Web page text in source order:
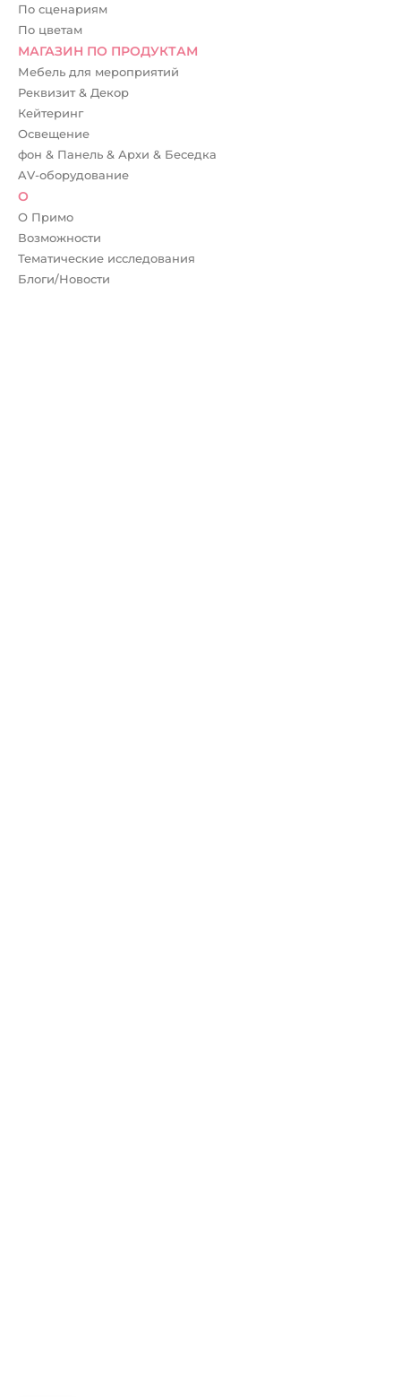
По сценариям
По цветам
МАГАЗИН ПО ПРОДУКТАМ
Мебель для мероприятий
Реквизит & Декор
Кейтеринг
Освещение
фон & Панель & Архи & Беседка
AV-оборудование
О
О Примо
Возможности
Тематические исследования
Блоги/Новости